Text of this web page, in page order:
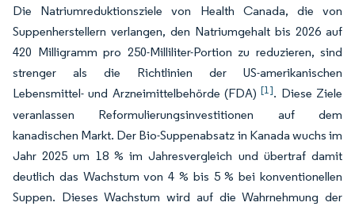
Die Natriumreduktionsziele von Health Canada, die von
Suppenherstellern verlangen, den Natriumgehalt bis 2026 auf
420 Milligramm pro 250-Milliliter-Portion zu reduzieren, sind
strenger als die Richtlinien der US-amerikanischen
Lebensmittel- und Arzneimittelbehörde (FDA)[1]. Diese Ziele
veranlassen Reformulierungsinvestitionen auf dem
kanadischen Markt. Der Bio-Suppenabsatz in Kanada wuchs im
Jahr 2025 um 18 % im Jahresvergleich und übertraf damit
deutlich das Wachstum von 4 % bis 5 % bei konventionellen
Suppen. Dieses Wachstum wird auf die Wahrnehmung der